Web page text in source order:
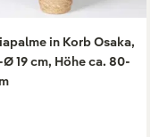
in Korb Osaka,
19 cm, Höhe ca. 80-